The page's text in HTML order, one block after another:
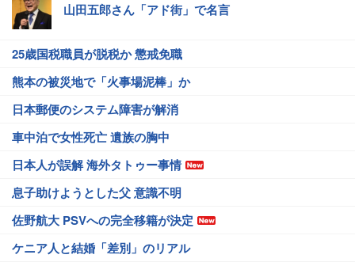
山田五郎さん「アド街」で名言
25歳国税職員が脱税か 懲戒免職
熊本の被災地で「火事場泥棒」か
日本郵便のシステム障害が解消
車中泊で女性死亡 遺族の胸中
日本人が誤解 海外タトゥー事情
息子助けようとした父 意識不明
佐野航大 PSVへの完全移籍が決定
ケニア人と結婚「差別」のリアル